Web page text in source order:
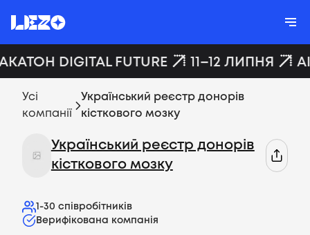
DIGITAL FUTURE 11–12 ЛИПНЯ
Усі
компанії
Український реєстр донорів
кісткового мозку
Український реєстр донорів
кісткового мозку
1-30 співробітників
Верифікована компанія